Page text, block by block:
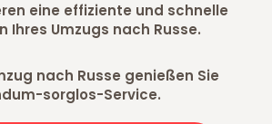
eine effiziente und schnelle
Ihres Umzugs nach Russe.
nach Russe genießen Sie
sorglos-Service.